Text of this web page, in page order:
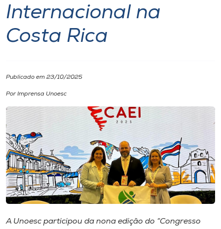
Unoesc
I.nova
Diplomados
Cultura
CPA
Internacional na
Costa Rica
Publicado em 23/10/2025
Por Imprensa Unoesc
A Unoesc participou da nona edição do “Congresso